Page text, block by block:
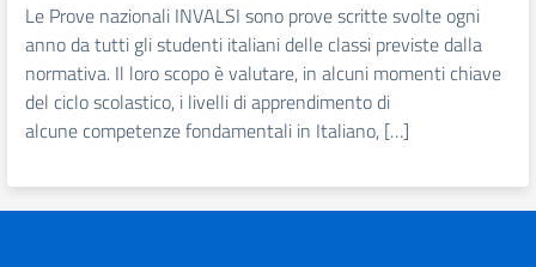
Le Prove nazionali INVALSI sono prove scritte svolte ogni
anno da tutti gli studenti italiani delle classi previste dalla
normativa. Il loro scopo è valutare, in alcuni momenti chiave
del ciclo scolastico, i livelli di apprendimento di
alcune competenze fondamentali in Italiano, […]